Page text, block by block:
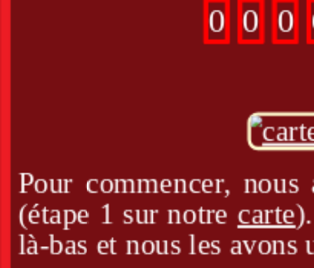
0 0 0
Pour commencer,
(étape 1 sur notre carte
là-bas et nous les